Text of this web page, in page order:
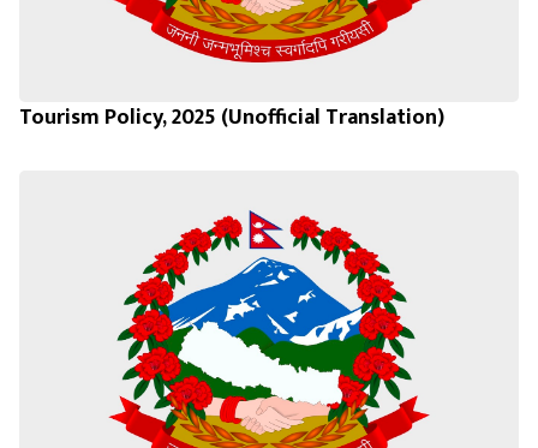
Tourism Policy, 2025 (Unofficial Translation)